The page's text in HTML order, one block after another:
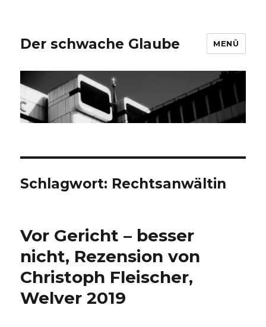
Der schwache Glaube MENÜ
Schlagwort: Rechtsanwältin
Vor Gericht – besser
nicht, Rezension von
Christoph Fleischer,
Welver 2019